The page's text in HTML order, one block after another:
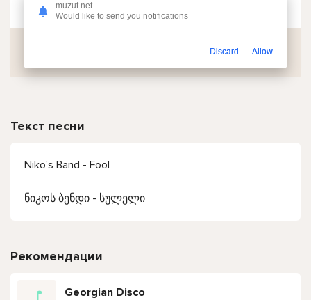
Текст песни
Niko's Band - Fool
ნიკოს ბენდი - სულელი
Рекомендации
Georgian Disco
muzut.net
Would like to send you notifications
Discard Allow